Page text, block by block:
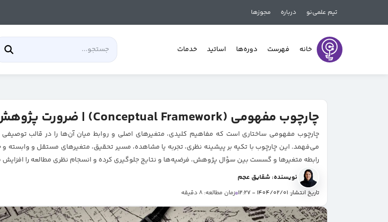
تیم علمی‌نو درباره مجوزها
خانه فهرست دوره‌ها اساتید خدمات
چارچوب مفهومی (Conceptual Framework) | ضرورت پژوهش
چارچوب مفهومی ساختاری است که مفاهیم کلیدی، متغیرهای اصلی و روابط میان آن‌ها را در قالب
می‌فهمد. این چارچوب با تکیه بر پیشینه نظری، تجربه یا مشاهده، مسیر تحقیق، متغیرهای مستقل و وابسته
رابطه متغیرها و گسست بین سؤال پژوهش، فرضیه‌ها و نتایج جلوگیری کرده و انسجام نظری مطالعه را
نویسنده: شقایق عجم
تاریخ انتشار: 1404/02/01 - 12:27 زمان مطالعه: 8 دقیقه